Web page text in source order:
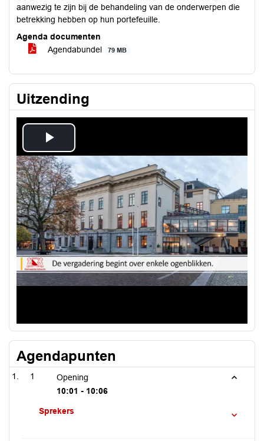
aanwezig te zijn bij de behandeling van de onderwerpen die
betrekking hebben op hun portefeuille.
Agenda documenten
Agendabundel
79 MB
Uitzending
Play
Video
Agendapunten
1
Opening
10:01 - 10:06
Sprekers